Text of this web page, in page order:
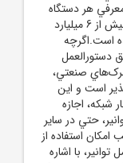
هر دستگاه
ماينر يک ميليون تومان دريافت کنند. تاکنون بيش از 6 ميليارد
است.اگرچه
دستورالعمل
صنعتي،
است و اين
دليل اوج بار شبکه، اجازه
حتي در ساير
امکان استفاده از
با اشاره